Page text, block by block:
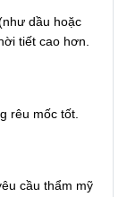
dầu hoặc
tiết cao hơn.
rêu mốc tốt.
cầu thẩm mỹ